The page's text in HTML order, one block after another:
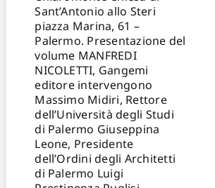
Sant’Antonio allo Steri
piazza Marina, 61 –
Palermo. Presentazione del
volume MANFREDI
NICOLETTI, Gangemi
editore intervengono
Massimo Midiri, Rettore
dell’Università degli Studi
di Palermo Giuseppina
Leone, Presidente
dell’Ordini degli Architetti
di Palermo Luigi